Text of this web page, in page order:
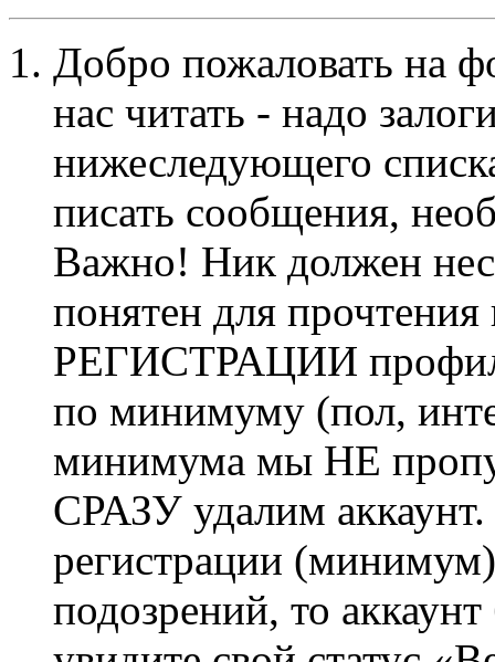
Добро пожаловать на
нас читать - надо
нижеследующего
писать сообщения,
Важно! Ник должен
понятен для
РЕГИСТРАЦИИ профиль
по минимуму (пол,
минимума мы НЕ
СРАЗУ удалим
регистрации
подозрений, то